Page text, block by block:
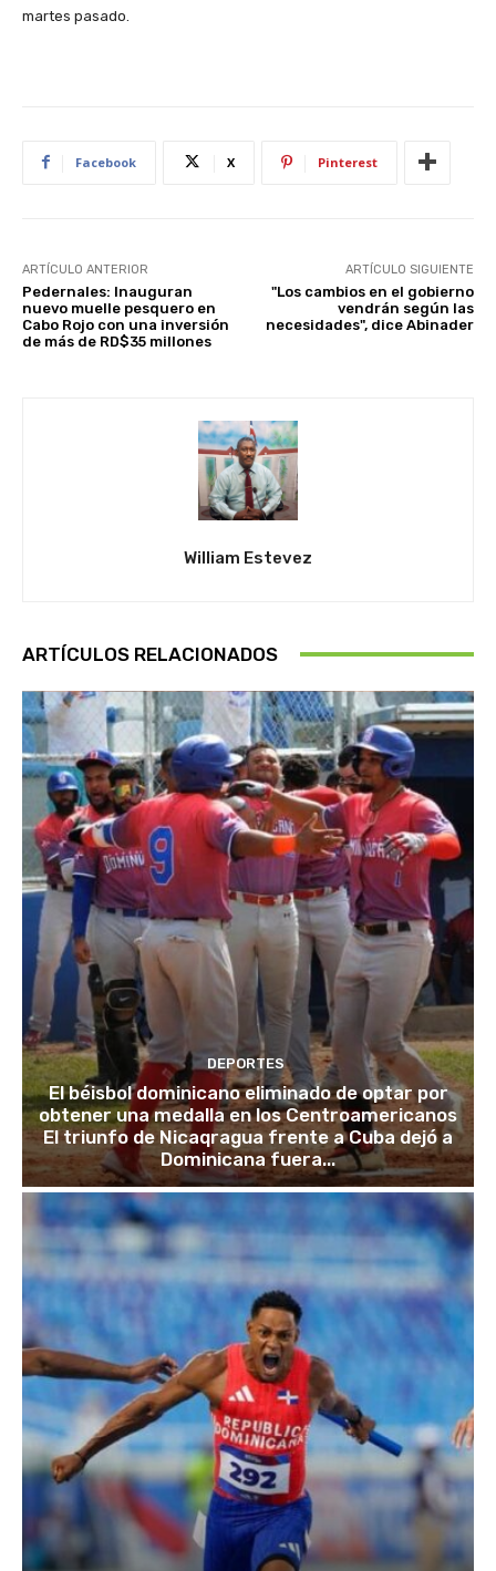
martes pasado.
Facebook X Pinterest
ARTÍCULO ANTERIOR
Pedernales: Inauguran
nuevo muelle pesquero en
Cabo Rojo con una inversión
de más de RD$35 millones
ARTÍCULO SIGUIENTE
"Los cambios en el gobierno
vendrán según las
necesidades", dice Abinader
William Estevez
ARTÍCULOS RELACIONADOS
DEPORTES
El béisbol dominicano eliminado de optar por
obtener una medalla en los Centroamericanos
El triunfo de Nicaqragua frente a Cuba dejó a
Dominicana fuera...